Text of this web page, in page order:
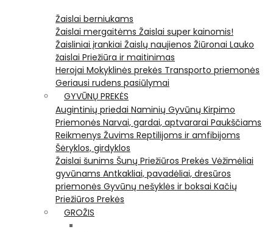
Žaislai berniukams
Žaislai mergaitėms Žaislai super kainomis!
Žaisliniai įrankiai Žaislų naujienos Žiūronai Lauko
žaislai Priežiūra ir maitinimas
Herojai Mokyklinės prekės Transporto priemonės
Geriausi rudens pasiūlymai
GYVŪNŲ PREKĖS
Augintinių priedai Naminių Gyvūnų Kirpimo
Priemonės Narvai, gardai, aptvararai Paukščiams
Reikmenys Žuvims Reptilijoms ir amfibijoms
Šėryklos, girdyklos
Žaislai šunims Šunų Priežiūros Prekės Vėžimėliai
gyvūnams Antkakliai, pavadėliai, dresūros
priemonės Gyvūnų nešyklės ir boksai Kačių
Priežiūros Prekės
GROŽIS